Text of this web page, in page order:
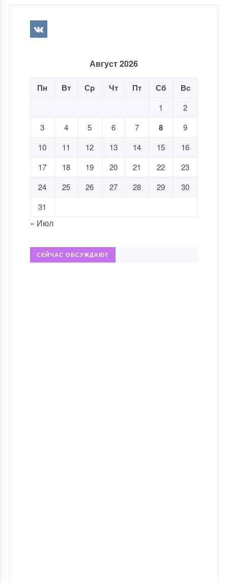
Август 2026
Пн Вт Ср Чт Пт Сб Вс
1
2
3
4 5 6 7 8
9
10
11 12 13 14 15
16
17
18 19 20 21 22
23
24
25 26 27 28 29
30
31
« Июл
СЕЙЧАС ОБСУЖДАЮТ